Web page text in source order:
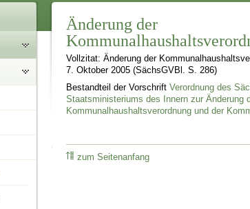
Änderung der
Vollzitat: Änderung der
7. Oktober 2005 (SächsGVBl. S. 286)
Bestandteil der VorschriftVerordnung des
Staatsministeriums des Innern zur Änderung
Kommunalhaushaltsverordnung und der
zum Seitenanfang